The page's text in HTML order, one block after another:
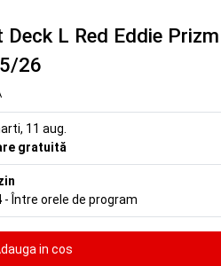
L Red Eddie Prizm
26
11 aug.
gratuită
- Între orele de program